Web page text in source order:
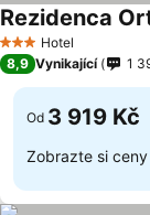
3 Počet hvězdiček
Hotel
Rezidenca
8,9 Vynikající 1
Od 3 919 Kč
Zobrazte si